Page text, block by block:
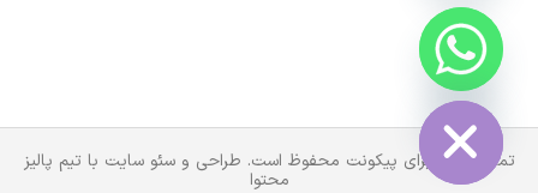
تمام حقوق برای پیکونت محفوظ است. طراحی و سئو سایت با تیم پالیز
محتوا
HIDE
CHATY